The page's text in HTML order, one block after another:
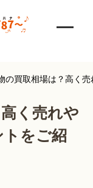
の買取相場は？高く
く売れや
をご紹